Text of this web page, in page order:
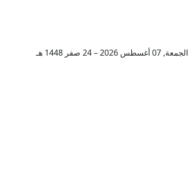
الجمعة, 07 أغسطس 2026 – 24 صفر 1448 هـ